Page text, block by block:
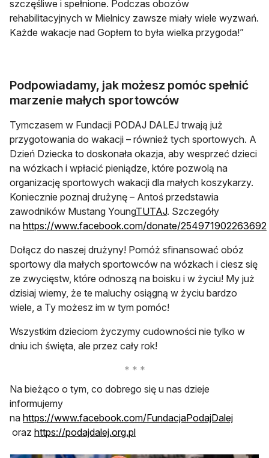
szczęśliwe i spełnione. Podczas obozów
rehabilitacyjnych w Mielnicy zawsze miały wiele wyzwań.
Każde wakacje nad Gopłem to była wielka przygoda!”
Podpowiadamy, jak możesz pomóc spełnić
marzenie małych sportowców
Tymczasem w Fundacji PODAJ DALEJ trwają już
przygotowania do wakacji – również tych sportowych. A
Dzień Dziecka to doskonała okazja, aby wesprzeć dzieci
na wózkach i wpłacić pieniądze, które pozwolą na
organizację sportowych wakacji dla małych koszykarzy.
Koniecznie poznaj drużynę – Antoś przedstawia
zawodników Mustang YoungTUTAJotwiera się w nowej
. Szczegóły
na https://www.facebook.com/donate/254971902263692
Dołącz do naszej drużyny! Pomóż sfinansować obóz
sportowy dla małych sportowców na wózkach i ciesz się
ze zwycięstw, które odnoszą na boisku i w życiu! My już
dzisiaj wiemy, że te maluchy osiągną w życiu bardzo
wiele, a Ty możesz im w tym pomóc!
Wszystkim dzieciom życzymy cudowności nie tylko w
dniu ich święta, ale przez cały rok!
Na bieżąco o tym, co dobrego się u nas dzieje
informujemy
na https://www.facebook.com/FundacjaPodajDalej
otwiera się w nowej karcie
oraz https://podajdalej.org.plotwiera się w nowej karcie